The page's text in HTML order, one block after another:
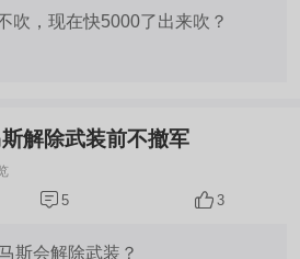
吹，现在快5000了出来吹？
解除武装前不撤军
5 3
斯会解除武装？